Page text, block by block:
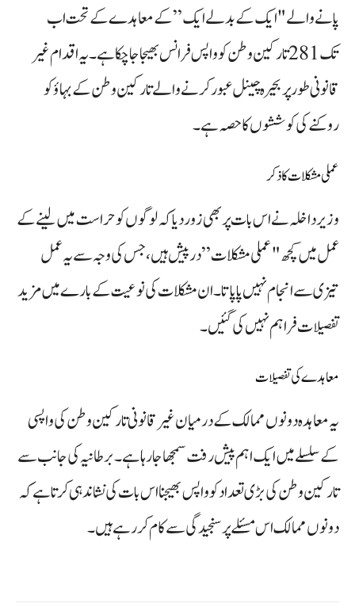
پانے والے "ایک کے بدلے ایک” کے معاہدے کے تحت اب
تک 281 تارکین وطن کو واپس فرانس بھیجا جا چکا ہے۔ یہ اقدام غیر
قانونی طور پر بحیرہ چینل عبور کرنے والے تارکین وطن کے بہاؤ کو
روکنے کی کوششوں کا حصہ ہے۔
عملی مشکلات کا ذکر
وزیر داخلہ نے اس بات پر بھی زور دیا کہ لوگوں کو حراست میں لینے کے
عمل میں کچھ "عملی مشکلات” درپیش ہیں، جس کی وجہ سے یہ عمل
تیزی سے انجام نہیں پا پاتا۔ ان مشکلات کی نوعیت کے بارے میں مزید
تفصیلات فراہم نہیں کی گئیں۔
معاہدے کی تفصیلات
یہ معاہدہ دونوں ممالک کے درمیان غیر قانونی تارکین وطن کی واپسی
کے سلسلے میں ایک اہم پیش رفت سمجھا جا رہا ہے۔ برطانیہ کی جانب سے
تارکین وطن کی بڑی تعداد کو واپس بھیجنا اس بات کی نشاندہی کرتا ہے کہ
دونوں ممالک اس مسئلے پر سنجیدگی سے کام کر رہے ہیں۔